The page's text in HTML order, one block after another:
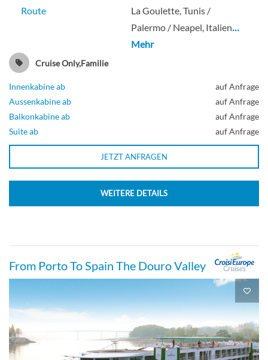
Route
La Goulette, Tunis /
Palermo / Neapel, Italien…
Mehr
Cruise Only,Familie
Innenkabine ab
auf Anfrage
Aussenkabine ab
auf Anfrage
Balkonkabine ab
auf Anfrage
Suite ab
auf Anfrage
JETZT ANFRAGEN
WEITERE DETAILS
From Porto To Spain The Douro Valley